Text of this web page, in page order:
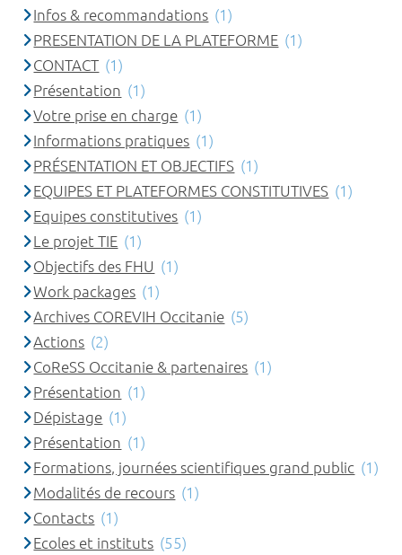
Infos & recommandations (1)
PRESENTATION DE LA PLATEFORME (1)
CONTACT (1)
Présentation (1)
Votre prise en charge (1)
Informations pratiques (1)
PRÉSENTATION ET OBJECTIFS (1)
EQUIPES ET PLATEFORMES CONSTITUTIVES (1)
Equipes constitutives (1)
Le projet TIE (1)
Objectifs des FHU (1)
Work packages (1)
Archives COREVIH Occitanie (5)
Actions (2)
CoReSS Occitanie & partenaires (1)
Présentation (1)
Dépistage (1)
Présentation (1)
Formations, journées scientifiques grand public (1)
Modalités de recours (1)
Contacts (1)
Ecoles et instituts (55)